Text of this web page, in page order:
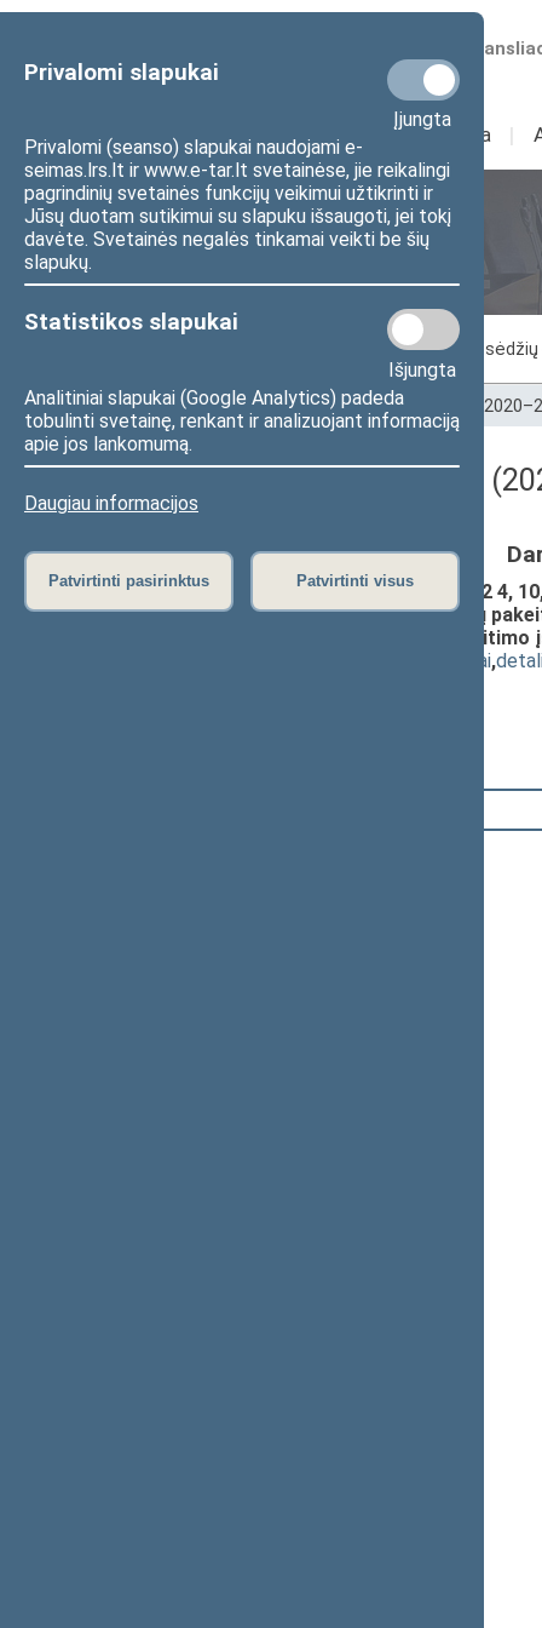
Privalomi slapukai
Įjungta
Privalomi (seanso) slapukai naudojami e-
seimas.lrs.lt ir www.e-tar.lt svetainėse, jie reikalingi
pagrindinių svetainės funkcijų veikimui užtikrinti ir
Jūsų duotam sutikimui su slapuku išsaugoti, jei tokį
davėte. Svetainės negalės tinkamai veikti be šių
slapukų.
Statistikos slapukai
Išjungta
Analitiniai slapukai (Google Analytics) padeda
tobulinti svetainę, renkant ir analizuojant informaciją
apie jos lankomumą.
Daugiau informacijos
Patvirtinti pasirinktus Patvirtinti visus
Numatomos
Sudėtis Veikla I
Seimo posėdžiai
Posėdžiai
Pradžia>Seimo posėdžiai>Kadencijos
Darbotvarkės klausimas
Mokslo ir studijų įstatymo Nr. XI-242 4, 10,
72, 72(1), 73, 75(3), 77, 85 straipsnių
1257 18, 19, 23 ir 29 straipsnių
susiję dokumentai,